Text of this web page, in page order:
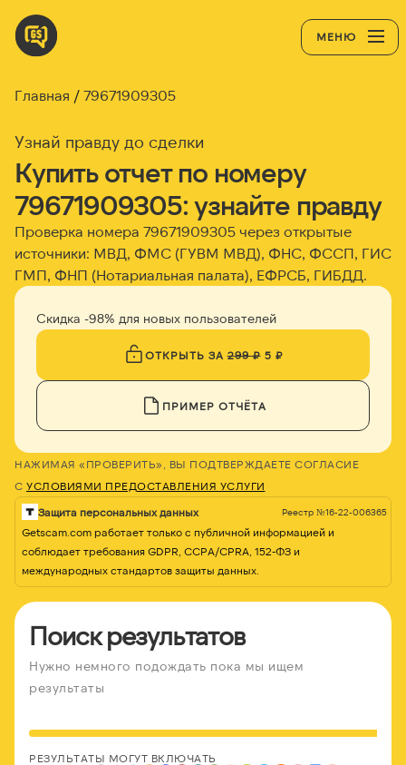
МЕНЮ
Главная 79671909305
Узнай правду до сделки
Купить отчет по номеру
79671909305: узнайте правду
Проверка номера 79671909305 через открытые
источники: МВД, ФМС (ГУВМ МВД), ФНС, ФССП, ГИС
ГМП, ФНП (Нотариальная палата), ЕФРСБ, ГИБДД.
Скидка -98% для новых пользователей
ОТКРЫТЬ ЗА299 ₽5 ₽
ПРИМЕР ОТЧЁТА
НАЖИМАЯ «ПРОВЕРИТЬ», ВЫ ПОДТВЕРЖДАЕТЕ СОГЛАСИЕ
С УСЛОВИЯМИ ПРЕДОСТАВЛЕНИЯ УСЛУГИ
Защита персональных данных Реестр №16-22-006365
Getscam.com работает только с публичной информацией и
соблюдает требования GDPR, CCPA/CPRA, 152-ФЗ и
международных стандартов защиты данных.
Поиск результатов
Нужно немного подождать пока мы ищем
результаты
РЕЗУЛЬТАТЫ МОГУТ ВКЛЮЧАТЬ